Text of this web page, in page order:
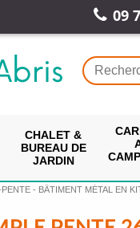
09
CHALET &
BUREAU DE
JARDIN
- BÂTIMENT MÉTAL EN